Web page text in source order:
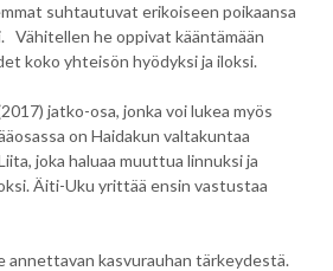
suhtautuvat erikoiseen poikaansa
Vähitellen he oppivat kääntämään
koko yhteisön hyödyksi ja iloksi.
jatko-osa, jonka voi lukea myös
on Haidakun valtakuntaa
joka haluaa muuttua linnuksi ja
Äiti-Uku yrittää ensin vastustaa
annettavan kasvurauhan tärkeydestä.